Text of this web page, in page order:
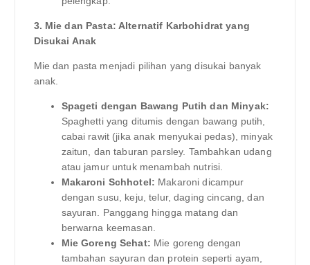
3. Mie dan Pasta: Alternatif Karbohidrat yang
Disukai Anak
Mie dan pasta menjadi pilihan yang disukai banyak
anak.
Spageti dengan Bawang Putih dan Minyak:
Spaghetti yang ditumis dengan bawang putih,
cabai rawit (jika anak menyukai pedas), minyak
zaitun, dan taburan parsley. Tambahkan udang
atau jamur untuk menambah nutrisi.
Makaroni Schhotel: Makaroni dicampur
dengan susu, keju, telur, daging cincang, dan
sayuran. Panggang hingga matang dan
berwarna keemasan.
Mie Goreng Sehat: Mie goreng dengan
tambahan sayuran dan protein seperti ayam,